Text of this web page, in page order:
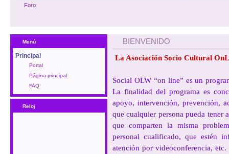
Foro
Menú
Principal
Portal
Página principal
FAQ
Reloj
BIENVENIDO
La Asociación Socio Cultural
Social OLW “on line” es un
La finalidad del programa es
apoyo, intervención, prevención,
que cualquier persona pueda tener
que comparten la misma
personal cualificado, que estén
atención por videoconferencia,